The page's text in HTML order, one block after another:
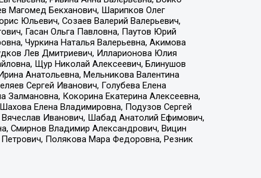
Магомед Бекханович, Шарипков Олег
Юльевич, Созаев Валерий Валерьевич,
Гасан Ольга Павловна, Паутов Юрий
Чуркина Наталья Валерьевна, Акимова
Лев Дмитриевич, Илларионова Юлия
Щур Николай Алексеевич, Блинушов
Анатольевна, Мельникова Валентина
Сергей Иванович, Голубева Елена
Залмановна, Кокорина Екатерина Алексеевна,
Елена Владимировна, Подузов Сергей
Иванович, Шабад Анатолий Ефимович,
Смирнов Владимир Александрович, Вицин
Полякова Мара Федоровна, Резник